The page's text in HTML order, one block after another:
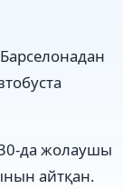
Барселонадан
да жолаушы
айтқан.